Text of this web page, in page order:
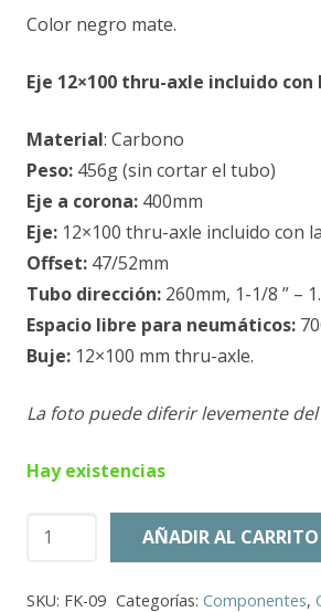
Color negro mate.
Eje 12×100 thru-axle incluido
Material: Carbono
Peso: 456g (sin cortar el tubo)
Eje a corona: 400mm
Eje: 12×100 thru-axle incluido con
Offset: 47/52mm
Tubo dirección: 260mm, 1-1/8 ” –
Espacio libre para neumáticos:
Buje: 12×100 mm thru-axle.
La foto puede diferir levemente
Hay existencias
ALBARDA
AÑADIR AL CARRITO
SKU: FK-09 Categorías: Componentes,